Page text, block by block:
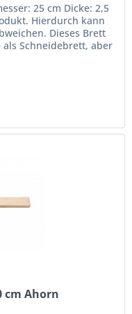
25 cm Dicke: 2,5
Hierdurch kann
Dieses Brett
Schneidebrett, aber
cm Ahorn